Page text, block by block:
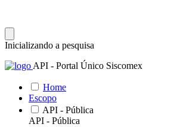
Inicializando a pesquisa
API - Portal Único Siscomex
Home
Escopo
API - Pública
API - Pública